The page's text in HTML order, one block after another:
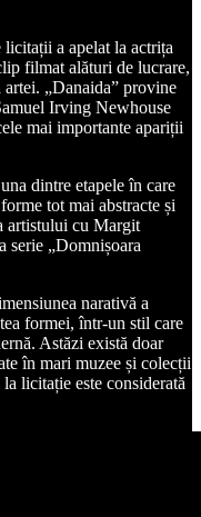
licitații a apelat la actrița
filmat alături de lucrare,
„Danaida” provine
Irving Newhouse
mai importante apariții
dintre etapele în care
tot mai abstracte și
artistului cu Margit
serie „Domnișoara
narativă a
formei, într-un stil care
Astăzi există doar
în mari muzee și colecții
licitație este considerată